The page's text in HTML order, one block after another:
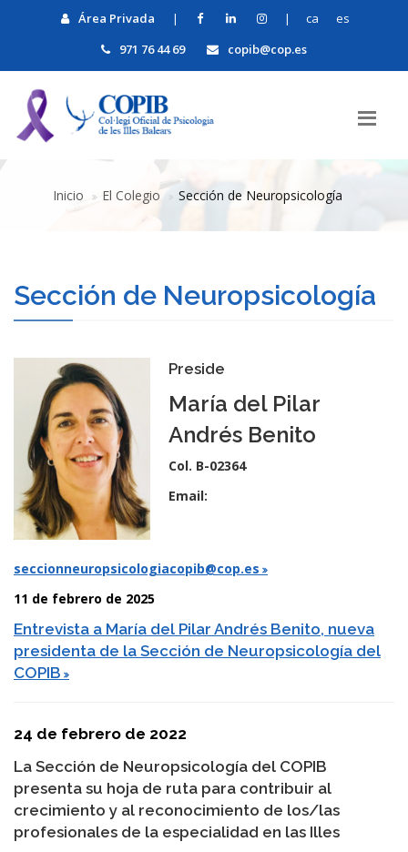
Área Privada | | ca
es
971 76 44 69
copib@cop.es
Inicio El Colegio Sección de Neuropsicología
Sección de Neuropsicología
Preside
María del Pilar
Andrés Benito
Col. B-02364
Email:
seccionneuropsicologiacopib@cop.es
11 de febrero de 2025
Entrevista a María del Pilar Andrés Benito, nueva
presidenta de la Sección de Neuropsicología del
COPIB
24 de febrero de 2022
La Sección de Neuropsicología del COPIB
presenta su hoja de ruta para contribuir al
crecimiento y al reconocimiento de los/las
profesionales de la especialidad en las Illes